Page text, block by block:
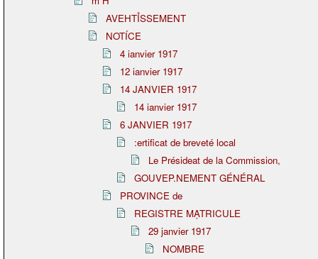
AVEHTỈSSEMENT
NOTÍCE
4 ianvier 1917
12 ianvier 1917
14 JANVIER 1917
14 ianvier 1917
6 JANVIER 1917
:ertificat de breveté local
Le Présideat de la Commission,
GOUVEP.NEMENT GÉNÉRAL
PROVINCE de
REGISTRE MẠTRICULE
29 janvier 1917
NOMBRE